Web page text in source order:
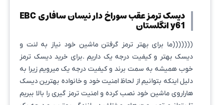
دیسک ترمز عقب سوراخ دار نیسان سافاری EBC
y61 انگلستان
(((((((ما برای بهتر ترمز گرفتن ماشین خود نیاز به لنت و
دیسک بهتر و کیفیت درجه یک داریم .برای خرید دیسک ترمز
خوب همیشه به سمت برند و کیفیت درجه یک میرویم زیرا به
دلیل اینکه بتوانیم از لحاظ امنیت خود و خانواده بهترین دیسک
هاراروی ماشین خود نصب کرده و امنیت ترمز گیری را بالا ببریم